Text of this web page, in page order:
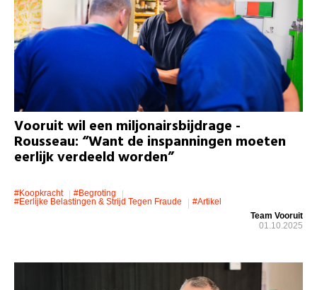
Vooruit wil een miljonairsbijdrage -
Rousseau: “Want de inspanningen moeten
eerlijk verdeeld worden”
#koopkracht
#Begroting
#eerlijke Belastingen & Strijd Tegen Fraude
#artikel
Team Vooruit
01.10.2025